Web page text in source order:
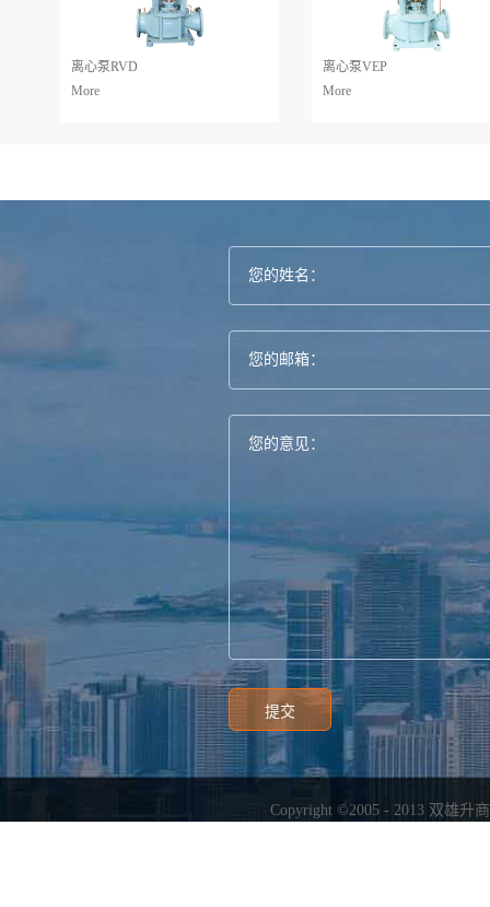
离心泵RVD
More
离心泵VEP
More
Copyright ©2005 - 2013 双雄升